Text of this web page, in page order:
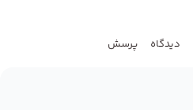
دیدگاه پرسش